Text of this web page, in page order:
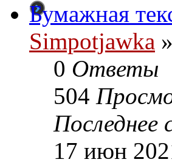
Бумажная
Simpotjawka »
0 Ответы
504
Последнее
17 июн